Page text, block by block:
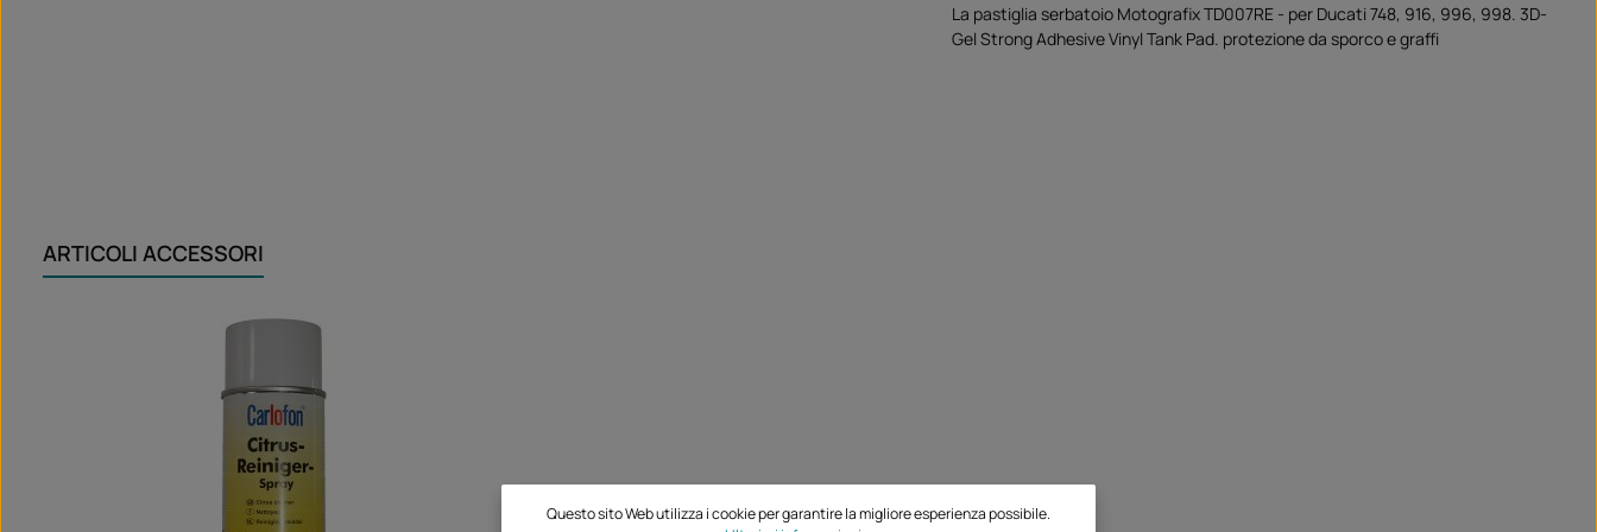
La pastiglia serbatoio Motografix TD007RE - per Ducati 748, 916, 996, 998. 3D-
Gel Strong Adhesive Vinyl Tank Pad. protezione da sporco e graffi
ARTICOLI ACCESSORI
Questo sito Web utilizza i cookie per garantire la migliore esperienza possibile.